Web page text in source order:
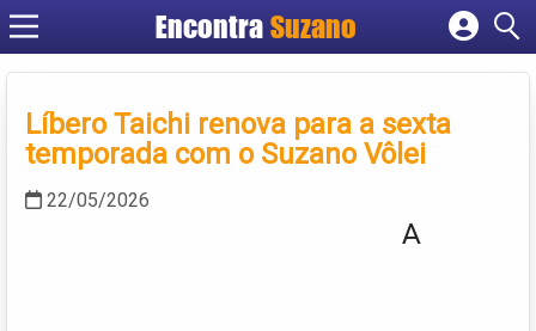
EncontraSuzano
Cadastrar empresa
Criar conta
Líbero Taichi renova para a sexta
temporada com o Suzano Vôlei
22/05/2026
A